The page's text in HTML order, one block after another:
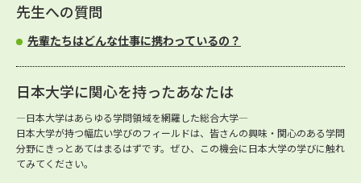
先生への質問
先輩たちはどんな仕事に携わっているの？
日本大学に関心を持ったあなたは
―日本大学はあらゆる学問領域を網羅した総合大学―
日本大学が持つ幅広い学びのフィールドは、皆さんの興味・関心のある学問
分野にきっとあてはまるはずです。ぜひ、この機会に日本大学の学びに触れ
てみてください。